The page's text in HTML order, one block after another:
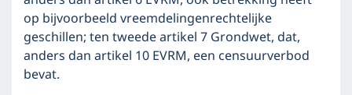
op bijvoorbeeld vreemdelingenrechtelijke
geschillen; ten tweede artikel 7 Grondwet, dat,
anders dan artikel 10 EVRM, een censuurverbod
bevat.